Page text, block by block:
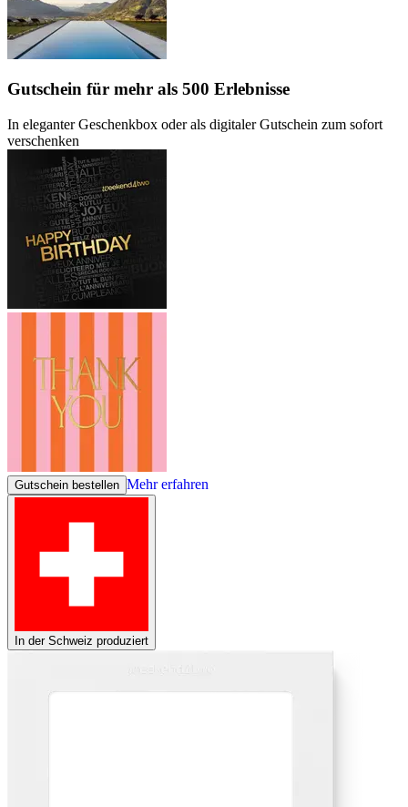
Gutschein für mehr als 500 Erlebnisse
In eleganter Geschenkbox oder als digitaler Gutschein zum sofort
verschenken
Gutschein bestellen Mehr erfahren
In der Schweiz produziert